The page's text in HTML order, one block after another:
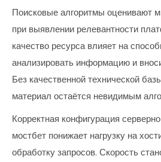
Поисковые алгоритмы оценивают
при выявлении релевантности
качество ресурса влияет на
анализировать информацию и
Без качественной технической
материал остаётся невидимым
Корректная конфигурация
мостбет понижает нагрузку на
обработку запросов. Скорость